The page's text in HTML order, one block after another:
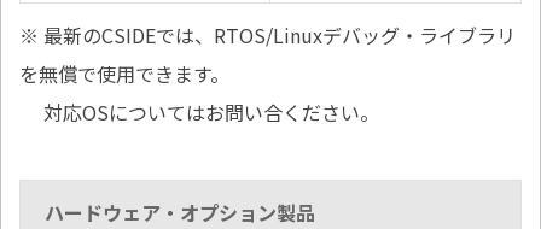
※ 最新のCSIDEでは、RTOS/Linuxデバッグ・ライブラリ
を無償で使用できます。
対応OSについてはお問い合ください。
ハードウェア・オプション製品